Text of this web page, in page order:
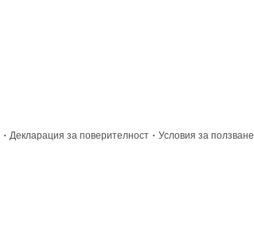
· Декларация за поверителност · Условия за ползване